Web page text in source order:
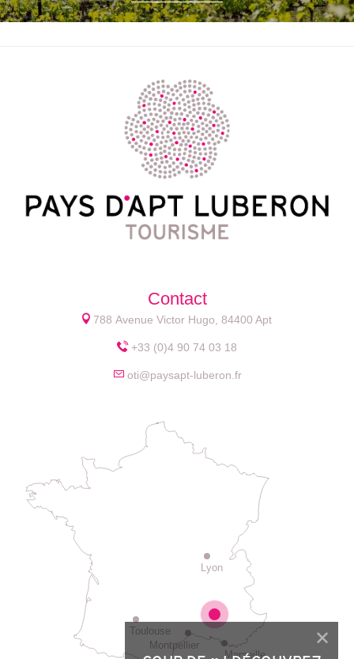
Contact
788 Avenue Victor Hugo, 84400 Apt
+33 (0)4 90 74 03 18
oti@paysapt-luberon.fr
Lyon
Montpellier
Toulouse
Marseille